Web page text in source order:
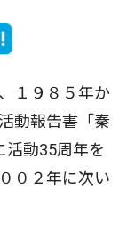
１９８５年か
動報告書「秦
活動35周年を
０２年に次い